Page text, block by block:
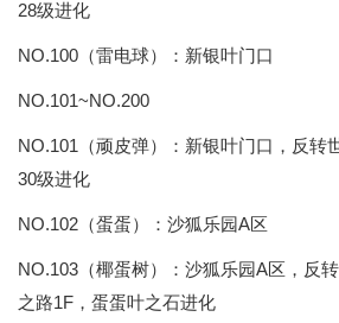
28级进化
NO.100（雷电球）：新银叶门口
NO.101~NO.200
NO.101（顽皮弹）：新银叶门口，反转
30级进化
NO.102（蛋蛋）：沙狐乐园A区
NO.103（椰蛋树）：沙狐乐园A区，反
之路1F，蛋蛋叶之石进化